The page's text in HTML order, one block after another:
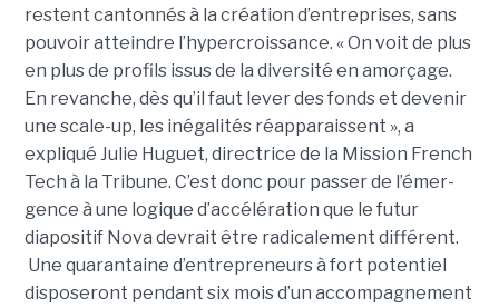
restent cantonnés à la créa­tion d’entre­prises, sans
pouvoir atteindre l’hyper­crois­sance. « On voit de plus
en plus de pro­fils issus de la diver­sité en amorçage.
En revanche, dès qu’il faut lever des fonds et deve­nir
une scale-up, les inéga­li­tés réap­pa­raissent », a
expliqué Julie Huguet, directrice de la Mission French
Tech à la Tribune. C’est donc pour passer de l’émer­
gence à une logique d’accé­lé­ra­tion que le futur
diapositif Nova devrait être radi­ca­le­ment dif­fé­rent.
Une qua­ran­taine d’entre­pre­neurs à fort poten­tiel
disposeront pen­dant six mois d’un accom­pa­gne­ment